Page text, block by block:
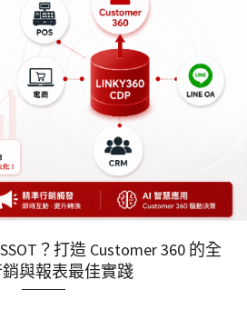
？打造 Customer 360 的全
與報表最佳實踐